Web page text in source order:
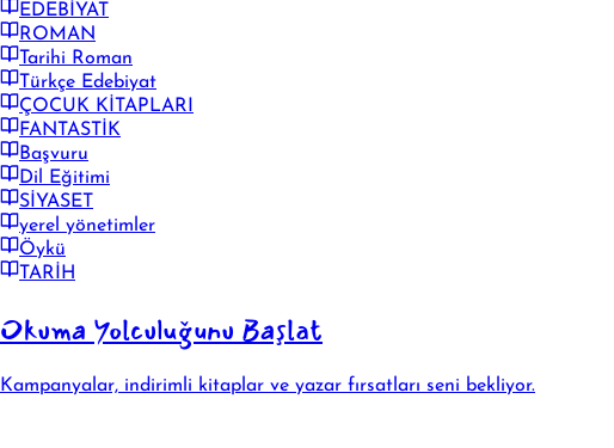
EDEBİYAT
ROMAN
Tarihi Roman
Türkçe Edebiyat
ÇOCUK KİTAPLARI
FANTASTİK
Başvuru
Dil Eğitimi
SİYASET
yerel yönetimler
Öykü
TARİH
Okuma Yolculuğunu Başlat
Kampanyalar, indirimli kitaplar ve yazar fırsatları seni bekliyor.